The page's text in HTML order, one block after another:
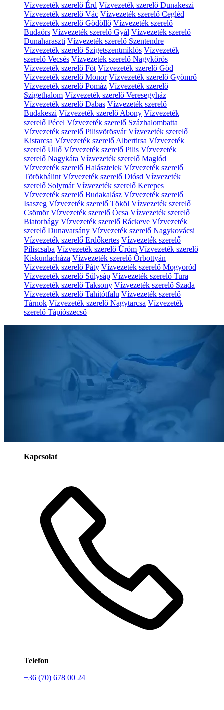
Vízvezeték szerelő Érd Vízvezeték szerelő Dunakeszi
Vízvezeték szerelő Vác Vízvezeték szerelő Cegléd
Vízvezeték szerelő Gödöllő Vízvezeték szerelő
Budaörs Vízvezeték szerelő Gyál Vízvezeték szerelő
Dunaharaszti Vízvezeték szerelő Szentendre
Vízvezeték szerelő Szigetszentmiklós Vízvezeték
szerelő Vecsés Vízvezeték szerelő Nagykőrös
Vízvezeték szerelő Fót Vízvezeték szerelő Göd
Vízvezeték szerelő Monor Vízvezeték szerelő Gyömrő
Vízvezeték szerelő Pomáz Vízvezeték szerelő
Szigethalom Vízvezeték szerelő Veresegyház
Vízvezeték szerelő Dabas Vízvezeték szerelő
Budakeszi Vízvezeték szerelő Abony Vízvezeték
szerelő Pécel Vízvezeték szerelő Százhalombatta
Vízvezeték szerelő Pilisvörösvár Vízvezeték szerelő
Kistarcsa Vízvezeték szerelő Albertirsa Vízvezeték
szerelő Üllő Vízvezeték szerelő Pilis Vízvezeték
szerelő Nagykáta Vízvezeték szerelő Maglód
Vízvezeték szerelő Halásztelek Vízvezeték szerelő
Törökbálint Vízvezeték szerelő Diósd Vízvezeték
szerelő Solymár Vízvezeték szerelő Kerepes
Vízvezeték szerelő Budakalász Vízvezeték szerelő
Isaszeg Vízvezeték szerelő Tököl Vízvezeték szerelő
Csömör Vízvezeték szerelő Ócsa Vízvezeték szerelő
Biatorbágy Vízvezeték szerelő Ráckeve Vízvezeték
szerelő Dunavarsány Vízvezeték szerelő Nagykovácsi
Vízvezeték szerelő Erdőkertes Vízvezeték szerelő
Piliscsaba Vízvezeték szerelő Üröm Vízvezeték szerelő
Kiskunlacháza Vízvezeték szerelő Őrbottyán
Vízvezeték szerelő Páty Vízvezeték szerelő Mogyoród
Vízvezeték szerelő Sülysáp Vízvezeték szerelő Tura
Vízvezeték szerelő Taksony Vízvezeték szerelő Szada
Vízvezeték szerelő Tahitótfalu Vízvezeték szerelő
Tárnok Vízvezeték szerelő Nagytarcsa Vízvezeték
szerelő Tápiószecső
Kapcsolat
Telefon
+36 (70) 678 00 24